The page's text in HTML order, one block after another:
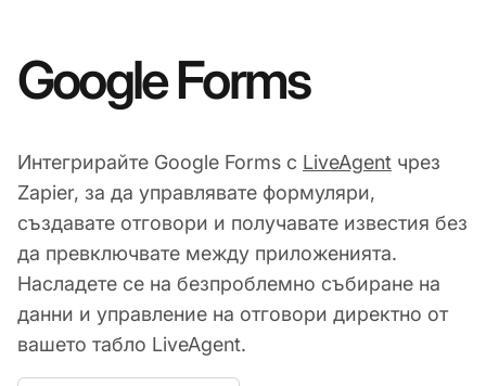
Google Forms
Интегрирайте Google Forms с LiveAgent чрез
Zapier, за да управлявате формуляри,
създавате отговори и получавате известия без
да превключвате между приложенията.
Насладете се на безпроблемно събиране на
данни и управление на отговори директно от
вашето табло LiveAgent.